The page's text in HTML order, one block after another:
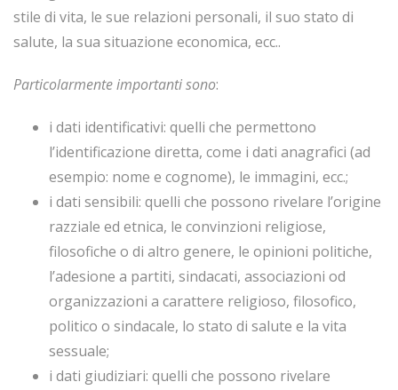
stile di vita, le sue relazioni personali, il suo stato di
salute, la sua situazione economica, ecc..
Particolarmente importanti sono:
i dati identificativi: quelli che permettono
l’identificazione diretta, come i dati anagrafici (ad
esempio: nome e cognome), le immagini, ecc.;
i dati sensibili: quelli che possono rivelare l’origine
razziale ed etnica, le convinzioni religiose,
filosofiche o di altro genere, le opinioni politiche,
l’adesione a partiti, sindacati, associazioni od
organizzazioni a carattere religioso, filosofico,
politico o sindacale, lo stato di salute e la vita
sessuale;
i dati giudiziari: quelli che possono rivelare